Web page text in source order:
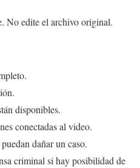
No edite el archivo original.
disponibles.
conectadas al video.
dañar un caso.
criminal si hay posibilidad de